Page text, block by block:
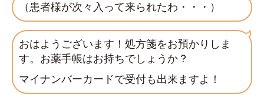
（患者様が次々入って来られたわ・・・）
おはようございます！処方箋をお預かりしま
す。お薬手帳はお持ちでしょうか？
マイナンバーカードで受付も出来ますよ！